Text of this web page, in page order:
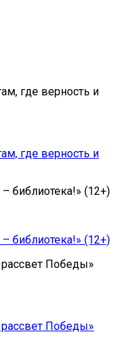
где верность и
где верность и
библиотека!» (12+)
библиотека!» (12+)
Победы»
Победы»